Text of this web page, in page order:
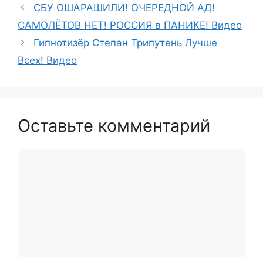
СБУ ОШАРАШИЛИ! ОЧЕРЕДНОЙ АД!
САМОЛЁТОВ НЕТ! РОССИЯ в ПАНИКЕ! Видео
Гипнотизёр Степан Трипутень Лучше
Всех! Видео
Оставьте комментарий